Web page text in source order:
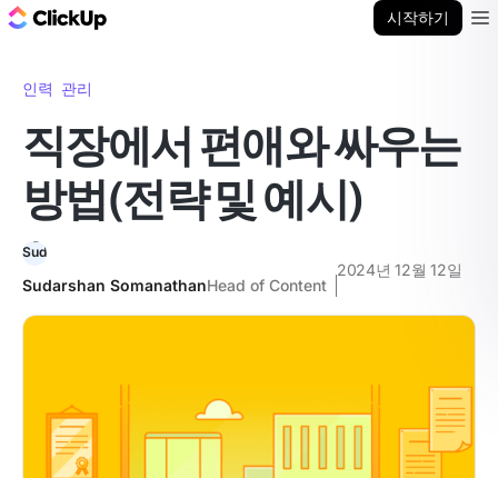
시작하기
인력 관리
직장에서 편애와 싸우는
방법(전략 및 예시)
Sudarshan SomanathanHead of Content
2024년 12월 12일